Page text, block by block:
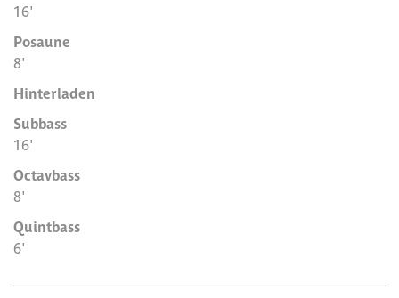
16'
Posaune
8'
Hinterladen
Subbass
16'
Octavbass
8'
Quintbass
6'